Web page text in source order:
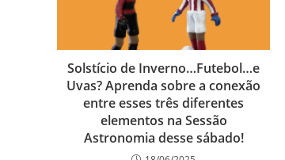
Solstício de Inverno…Futebol…e
Uvas? Aprenda sobre a conexão
entre esses três diferentes
elementos na Sessão
Astronomia desse sábado!